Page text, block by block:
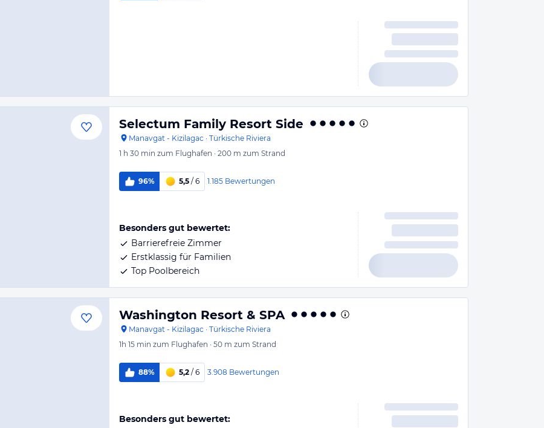
Selectum Family Resort Side
Manavgat - Kizilagac · Türkische Riviera
1 h 30 min zum Flughafen · 200 m zum Strand
96% 5,5 / 6 1.185 Bewertungen
Besonders gut bewertet:
Barrierefreie Zimmer
Erstklassig für Familien
Top Poolbereich
Washington Resort & SPA
Manavgat - Kizilagac · Türkische Riviera
1h 15 min zum Flughafen · 50 m zum Strand
88% 5,2 / 6 3.908 Bewertungen
Besonders gut bewertet: